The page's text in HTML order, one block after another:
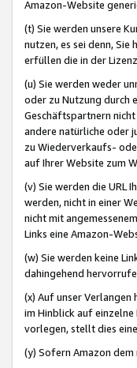
Amazon-Website
(t) Sie werden unsere
nutzen, es sei denn,
erfüllen die in der
(u) Sie werden weder
oder zu Nutzung durch
Geschäftspartnern
andere natürliche oder
zu Wiederverkaufs-
auf Ihrer Website zum
(v) Sie werden die URL
werden, nicht in einer
nicht mit
Links eine Amazon-
(w) Sie werden keine
dahingehend
(x) Auf unser
im Hinblick auf
vorlegen, stellt dies
(y) Sofern Amazon